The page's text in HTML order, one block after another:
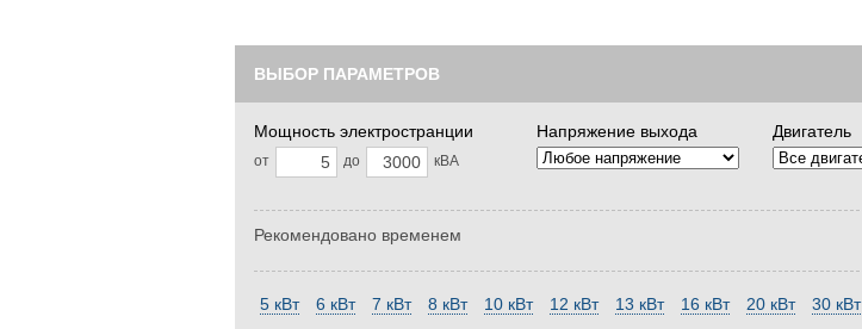
ВЫБОР ПАРАМЕТРОВ
Мощность электространции
от до кВА
Напряжение выхода Двигатель
Рекомендовано временем
5 кВт 6 кВт 7 кВт 8 кВт 10 кВт 12 кВт 13 кВт 16 кВт 20 кВт 30 кВт